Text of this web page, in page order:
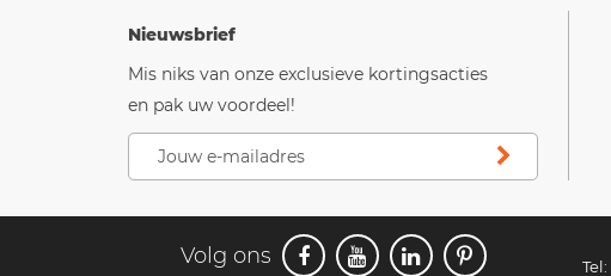
Nieuwsbrief
Mis niks van onze exclusieve kortingsacties
en pak uw voordeel!
Volg ons Tel: